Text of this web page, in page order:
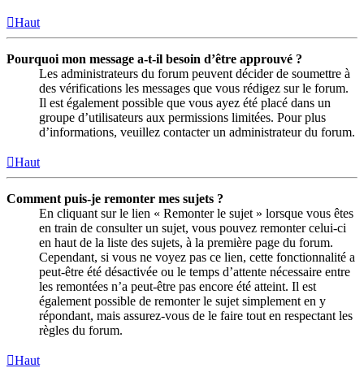
Haut
Pourquoi mon message a-t-il besoin d’être approuvé ?
Les administrateurs du forum peuvent décider de soumettre à
des vérifications les messages que vous rédigez sur le forum.
Il est également possible que vous ayez été placé dans un
groupe d’utilisateurs aux permissions limitées. Pour plus
d’informations, veuillez contacter un administrateur du forum.
Haut
Comment puis-je remonter mes sujets ?
En cliquant sur le lien « Remonter le sujet » lorsque vous êtes
en train de consulter un sujet, vous pouvez remonter celui-ci
en haut de la liste des sujets, à la première page du forum.
Cependant, si vous ne voyez pas ce lien, cette fonctionnalité a
peut-être été désactivée ou le temps d’attente nécessaire entre
les remontées n’a peut-être pas encore été atteint. Il est
également possible de remonter le sujet simplement en y
répondant, mais assurez-vous de le faire tout en respectant les
règles du forum.
Haut